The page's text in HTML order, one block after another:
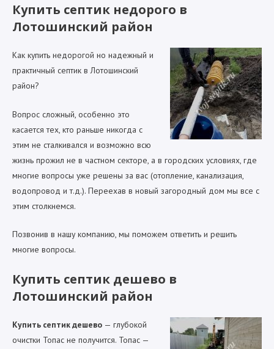
Купить септик недорого в
Лотошинский район
Как купить недорогой но надежный и
практичный септик в Лотошинский
район?
Вопрос сложный, особенно это
касается тех, кто раньше никогда с
этим не сталкивался и возможно всю
жизнь прожил не в частном секторе, а в городских условиях, где
многие вопросы уже решены за вас (отопление, канализация,
водопровод и т.д.). Переехав в новый загородный дом мы все с
этим столкнемся.
Позвонив в нашу компанию, мы поможем ответить и решить
многие вопросы.
Купить септик дешево в
Лотошинский район
Купить септик дешево — глубокой
очистки Топас не получится. Топас —